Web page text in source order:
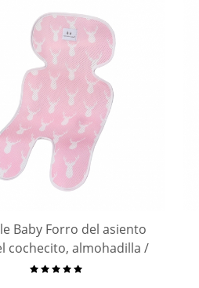
Baby Forro del asiento
cochecito, almohadilla /
forro del asiento de malla